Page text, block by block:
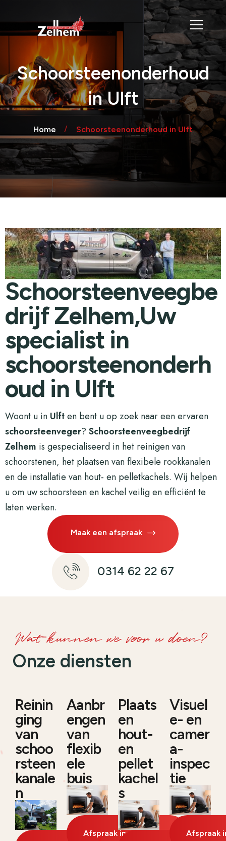
Schoorsteenonderhoud
in Ulft
Home Schoorsteenonderhoud in Ulft
Schoorsteenveegbe
drijf Zelhem,Uw
specialist in
schoorsteenonderh
oud in Ulft
Woont u in Ulften bent u op zoek naar een ervaren
schoorsteenveger? Schoorsteenveegbedrijf
Zelhem is gespecialiseerd in het reinigen van
schoorstenen, het plaatsen van flexibele rookkanalen
en de installatie van hout- en pelletkachels. Wij helpen
u om uw schoorsteen en kachel veilig en efficiënt te
laten werken.
Maak een afspraak
0314 62 22 67
Wat kunnen we voor u doen?
Onze diensten
Reinin
ging
van
schoo
rsteen
kanale
n
Aanbr
engen
van
flexib
ele
buis
Afspraak inplannen
Plaats
en
hout-
en
pellet
kachel
s
Visuel
e- en
camer
a-
inspec
tie
Afspraak